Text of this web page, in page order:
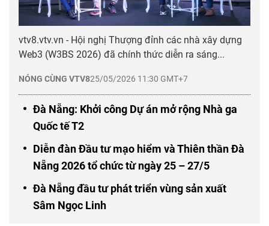
NÓNG CÙNG VTV825/05/2026 11:30 GMT+7
vtv8.vtv.vn - Hội nghị Thượng đỉnh các nhà xây dựng
Web3 (W3BS 2026) đã chính thức diễn ra sáng...
Đà Nẵng: Khởi công Dự án mở rộng Nhà ga
Quốc tế T2
Diễn đàn Đầu tư mạo hiểm và Thiên thần Đà
Nẵng 2026 tổ chức từ ngày 25 – 27/5
Đà Nẵng đầu tư phát triển vùng sản xuất
Sâm Ngọc Linh